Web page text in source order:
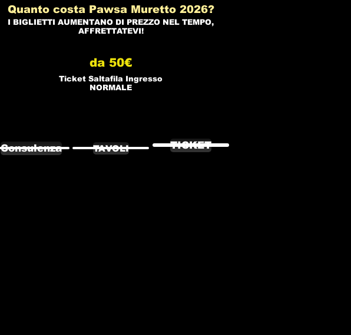
Quanto costa Pawsa Muretto 2026?
I BIGLIETTI AUMENTANO DI PREZZO NEL TEMPO,
AFFRETTATEVI!
da 50€
Ticket Saltafila Ingresso
NORMALE
Consulenza TAVOLI TICKET